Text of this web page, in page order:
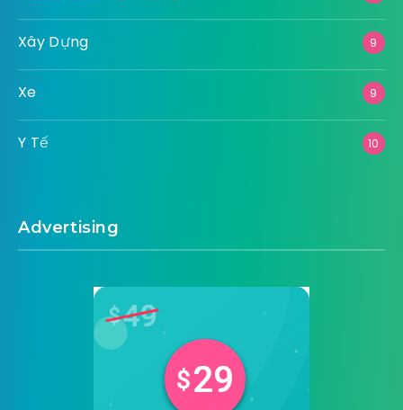
Xây Dựng 9
Xe 9
Y Tế 10
Advertising